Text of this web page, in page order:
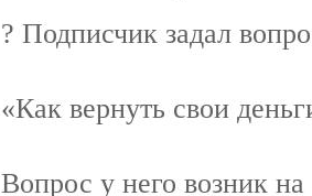
? Подписчик задал
«Как вернуть свои
Вопрос у него возник